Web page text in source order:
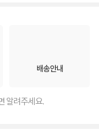
배송안내
알려주세요.